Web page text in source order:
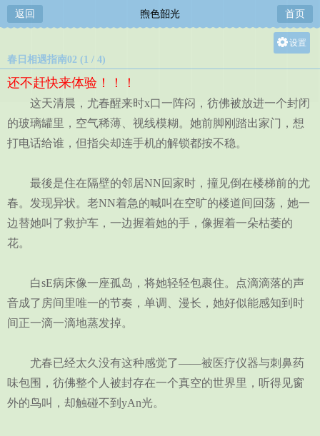
返回 煦色韶光 首页
设置
中
小
春日相遇指南02 (1 / 4)
还不赶快来体验！！！
这天清晨，尤春醒来时x口一阵闷，彷佛被放进一个封闭
的玻璃罐里，空气稀薄、视线模糊。她前脚刚踏出家门，想
打电话给谁，但指尖却连手机的解锁都按不稳。
最後是住在隔壁的邻居NN回家时，撞见倒在楼梯前的尤
春。发现异状。老NN着急的喊叫在空旷的楼道间回荡，她一
边替她叫了救护车，一边握着她的手，像握着一朵枯萎的
花。
白sE病床像一座孤岛，将她轻轻包裹住。点滴滴落的声
音成了房间里唯一的节奏，单调、漫长，她好似能感知到时
间正一滴一滴地蒸发掉。
尤春已经太久没有这种感觉了——被医疗仪器与刺鼻药
味包围，彷佛整个人被封存在一个真空的世界里，听得见窗
外的鸟叫，却触碰不到yAn光。